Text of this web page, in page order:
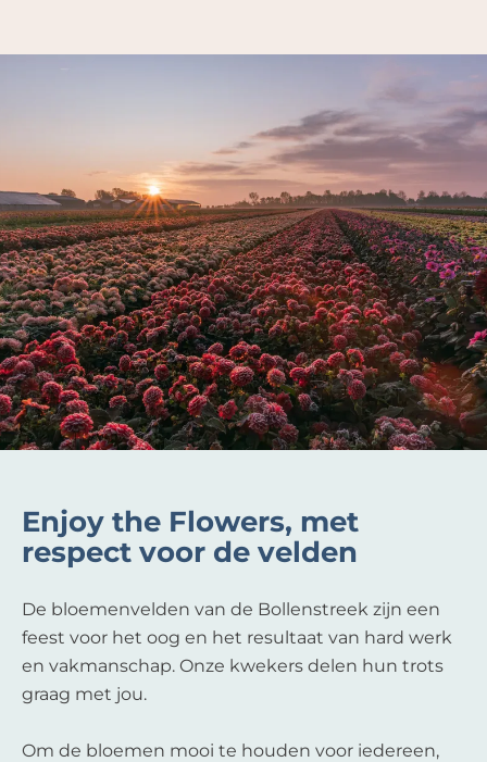
Enjoy the Flowers, met
respect voor de velden
De bloemenvelden van de Bollenstreek zijn een
feest voor het oog en het resultaat van hard werk
en vakmanschap. Onze kwekers delen hun trots
graag met jou.
Om de bloemen mooi te houden voor iedereen,